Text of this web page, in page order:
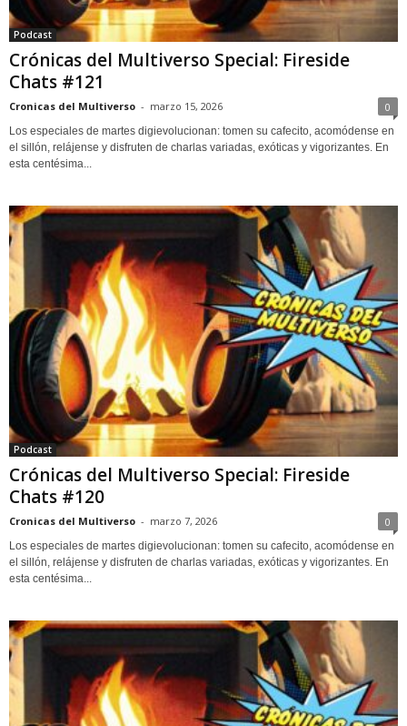
Podcast
Crónicas del Multiverso Special: Fireside
Chats #121
Cronicas del Multiverso - marzo 15, 2026 0
Los especiales de martes digievolucionan: tomen su cafecito, acomódense en
el sillón, relájense y disfruten de charlas variadas, exóticas y vigorizantes. En
esta centésima...
Podcast
Crónicas del Multiverso Special: Fireside
Chats #120
Cronicas del Multiverso - marzo 7, 2026 0
Los especiales de martes digievolucionan: tomen su cafecito, acomódense en
el sillón, relájense y disfruten de charlas variadas, exóticas y vigorizantes. En
esta centésima...